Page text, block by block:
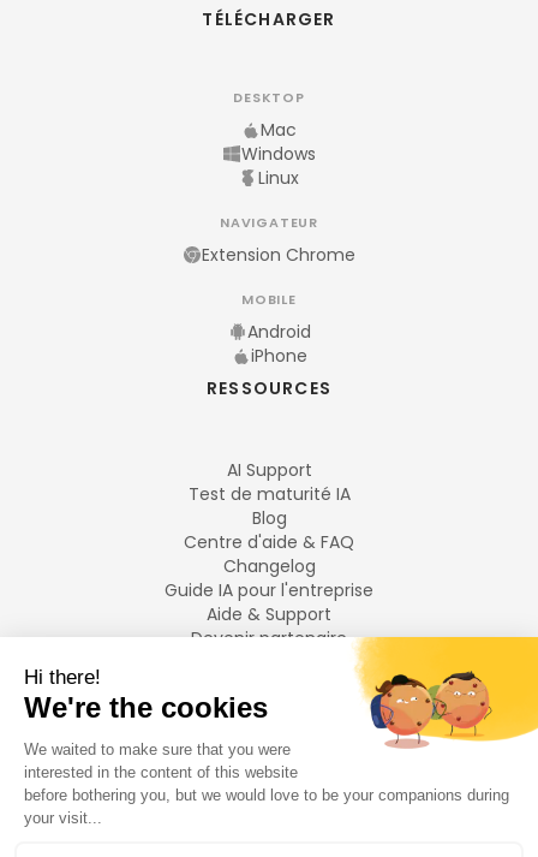
TÉLÉCHARGER
DESKTOP
Mac
Windows
Linux
NAVIGATEUR
Extension Chrome
MOBILE
Android
iPhone
RESSOURCES
AI Support
Test de maturité IA
Blog
Centre d'aide & FAQ
Changelog
Guide IA pour l'entreprise
Aide & Support
Devenir partenaire
LANGUES
Français
English